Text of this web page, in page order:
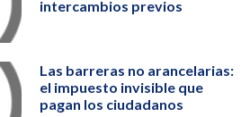
intercambios previos
Las barreras no arancelarias:
el impuesto invisible que
pagan los ciudadanos